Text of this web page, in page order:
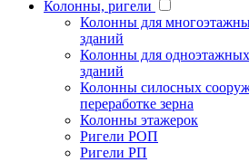
Колонны, ригели
Колонны для
зданий
Колонны для
зданий
Колонны силосных
переработке зерна
Колонны этажерок
Ригели РОП
Ригели РП